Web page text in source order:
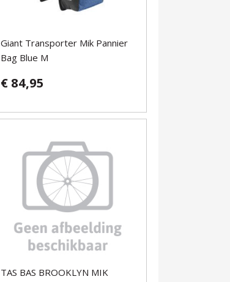
Giant Transporter Mik Pannier
Bag Blue M
€ 84,95
TAS BAS BROOKLYN MIK